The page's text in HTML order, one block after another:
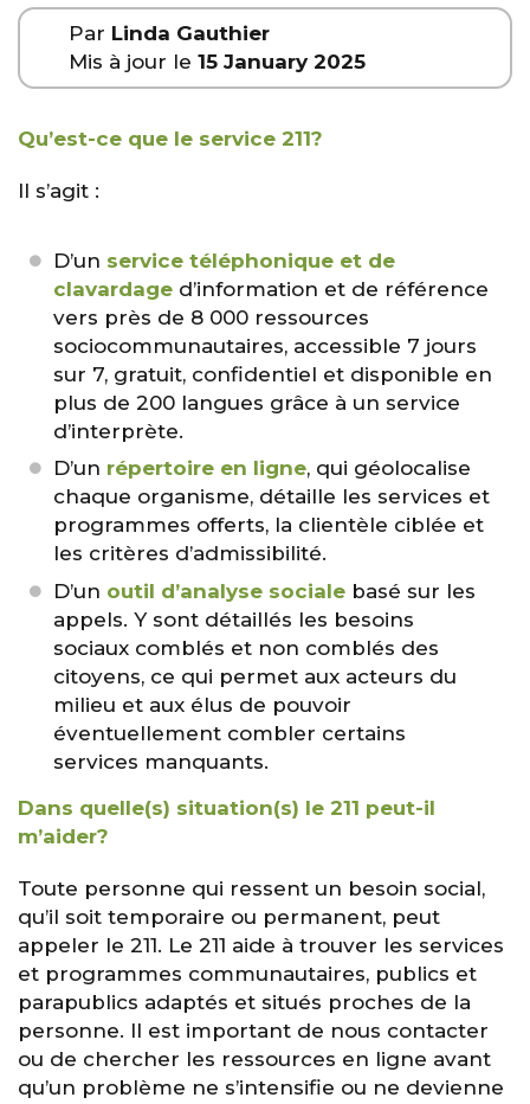
Par Linda Gauthier
Mis à jour le 15 January 2025
Qu’est-ce que le service 211?
Il s’agit :
D’un service téléphonique et de
clavardage d’information et de référence
vers près de 8 000 ressources
sociocommunautaires, accessible 7 jours
sur 7, gratuit, confidentiel et disponible en
plus de 200 langues grâce à un service
d’interprète.
D’un répertoire en ligne, qui géolocalise
chaque organisme, détaille les services et
programmes offerts, la clientèle ciblée et
les critères d’admissibilité.
D’un outil d’analyse sociale basé sur les
appels. Y sont détaillés les besoins
sociaux comblés et non comblés des
citoyens, ce qui permet aux acteurs du
milieu et aux élus de pouvoir
éventuellement combler certains
services manquants.
Dans quelle(s) situation(s) le 211 peut-il
m’aider?
Toute personne qui ressent un besoin social,
qu’il soit temporaire ou permanent, peut
appeler le 211. Le 211 aide à trouver les services
et programmes communautaires, publics et
parapublics adaptés et situés proches de la
personne. Il est important de nous contacter
ou de chercher les ressources en ligne avant
qu’un problème ne s’intensifie ou ne devienne